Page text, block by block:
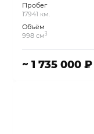
Пробег
17941 км.
Объём
998 см3
~ 1 735 000 ₽